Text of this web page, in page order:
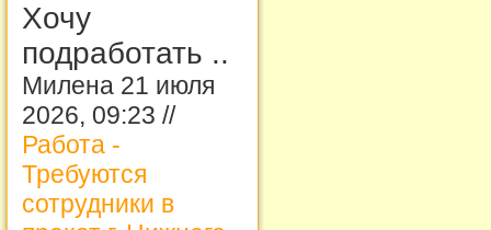
Хочу
подработать ..
Милена 21 июля
2026, 09:23 //
Работа -
Требуются
сотрудники в